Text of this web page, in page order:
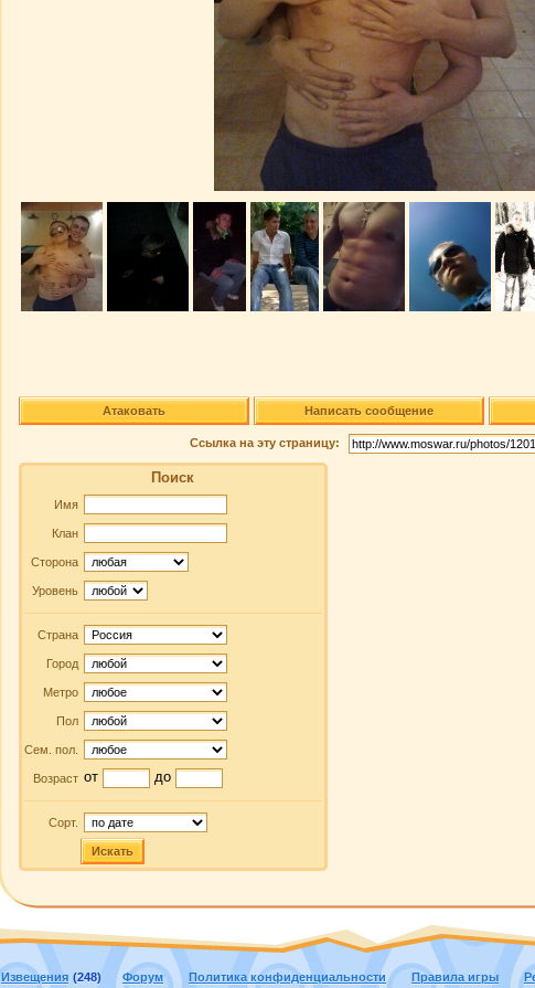
Атаковать Написать сообщение
Ссылка на эту страницу:
Поиск
Имя
Клан
Сторона
Уровень
Страна
Город
Метро
Пол
Сем. пол.
Возраст от до
Сорт.
Искать
Извещения (248) Форум Политика конфиденциальности Правила игры